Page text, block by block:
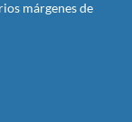
márgenes de